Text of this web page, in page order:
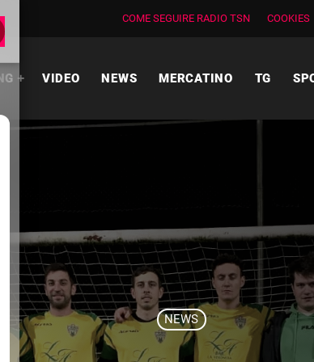
COME SEGUIRE RADIO TSN COOKIES
VIDEO NEWS MERCATINO TG
NEWS